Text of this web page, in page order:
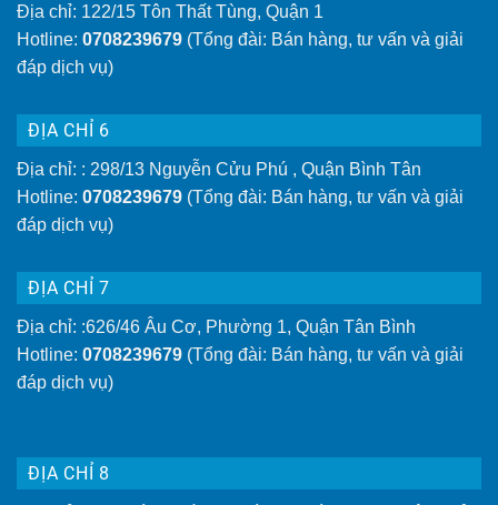
Địa chỉ: 122/15 Tôn Thất Tùng, Quận 1
Hotline: 0708239679 (Tổng đài: Bán hàng, tư vấn và giải
đáp dịch vụ)
ĐỊA CHỈ 6
Địa chỉ: : 298/13 Nguyễn Cửu Phú , Quận Bình Tân
Hotline: 0708239679 (Tổng đài: Bán hàng, tư vấn và giải
đáp dịch vụ)
ĐỊA CHỈ 7
Địa chỉ: :626/46 Âu Cơ, Phường 1, Quận Tân Bình
Hotline: 0708239679 (Tổng đài: Bán hàng, tư vấn và giải
đáp dịch vụ)
ĐỊA CHỈ 8